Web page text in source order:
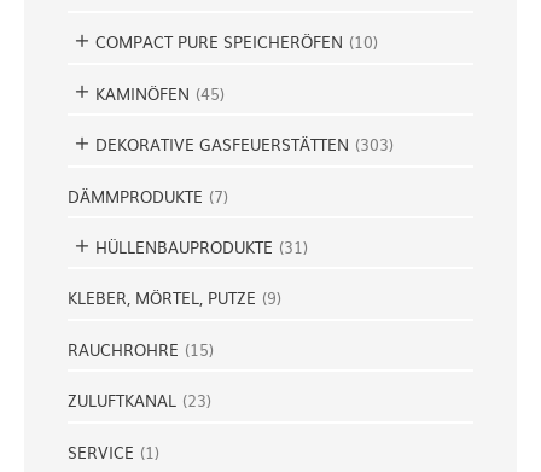
COMPACT PURE SPEICHERÖFEN (10)
KAMINÖFEN (45)
DEKORATIVE GASFEUERSTÄTTEN (303)
DÄMMPRODUKTE (7)
HÜLLENBAUPRODUKTE (31)
KLEBER, MÖRTEL, PUTZE (9)
RAUCHROHRE (15)
ZULUFTKANAL (23)
SERVICE (1)